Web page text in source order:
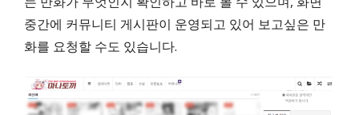
중간에 커뮤니티 게시판이 운영되고 있어 보고싶은 만
화를 요청할 수도 있습니다.